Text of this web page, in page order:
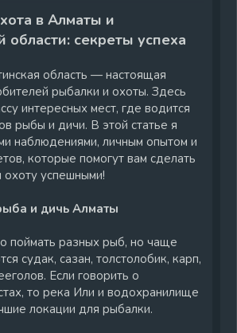
к
у
в Алматы и
области: секреты успеха
область — настоящая
рыбалки и охоты. Здесь
интересных мест, где водится
рыбы и дичи. В этой статье я
наблюдениями, личным опытом и
которые помогут вам сделать
успешными!
и дичь Алматы
поймать разных рыб, но чаще
судак, сазан, толстолобик, карп,
Если говорить о
то река Или и водохранилище
локации для рыбалки.